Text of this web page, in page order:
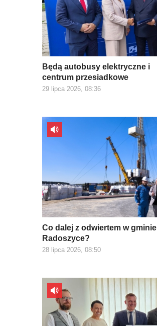
Będą autobusy elektryczne i
centrum przesiadkowe
29 lipca 2026, 08:36
Co dalej z odwiertem w gminie
Radoszyce?
28 lipca 2026, 08:50